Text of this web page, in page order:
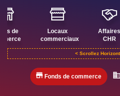
de
Locaux
commerciaux
Affaires
CHR
Fonds de commerce